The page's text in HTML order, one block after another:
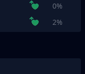
0%
2%